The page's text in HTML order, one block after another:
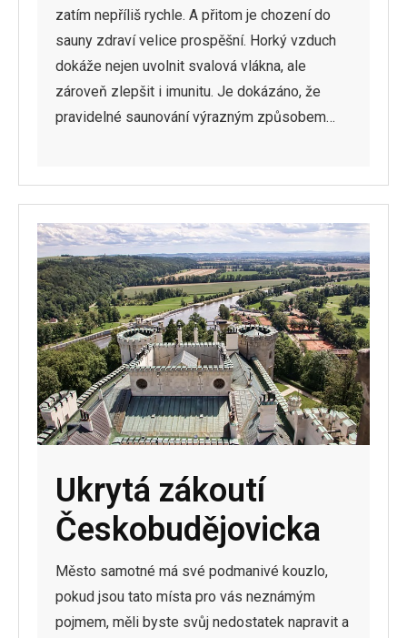
zatím nepříliš rychle. A přitom je chození do
sauny zdraví velice prospěšní. Horký vzduch
dokáže nejen uvolnit svalová vlákna, ale
zároveň zlepšit i imunitu. Je dokázáno, že
pravidelné saunování výrazným způsobem…
Ukrytá zákoutí
Českobudějovicka
Město samotné má své podmanivé kouzlo,
pokud jsou tato místa pro vás neznámým
pojmem, měli byste svůj nedostatek napravit a